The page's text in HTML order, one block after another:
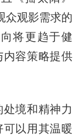
众观影需求的
将更趋于健
容策略提供
境和精神力
以用其温暖